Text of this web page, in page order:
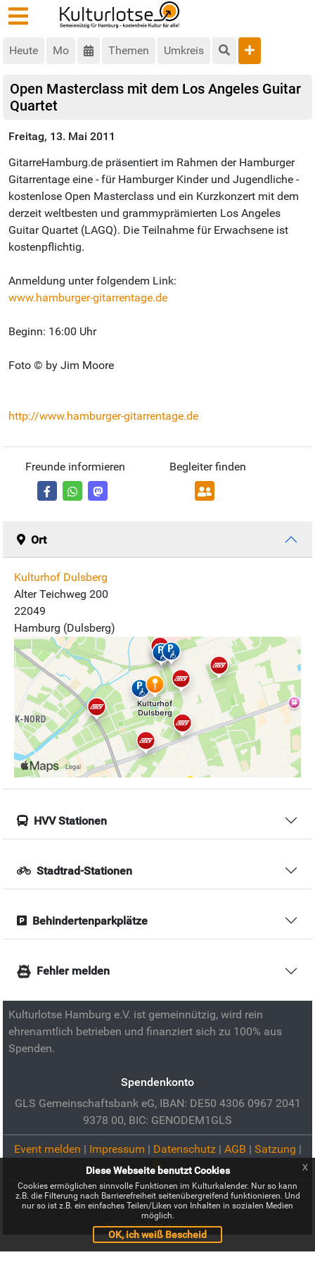
Heute Mo Themen Umkreis
Open Masterclass mit dem Los Angeles Guitar
Quartet
Freitag, 13. Mai 2011
GitarreHamburg.de präsentiert im Rahmen der Hamburger
Gitarrentage eine - für Hamburger Kinder und Jugendliche -
kostenlose Open Masterclass und ein Kurzkonzert mit dem
derzeit weltbesten und grammyprämierten Los Angeles
Guitar Quartet (LAGQ). Die Teilnahme für Erwachsene ist
kostenpflichtig.
Anmeldung unter folgendem Link:
www.hamburger-gitarrentage.de
Beginn: 16:00 Uhr
Foto © by Jim Moore
http://www.hamburger-gitarrentage.de
Freunde informieren Begleiter finden
Ort
Kulturhof Dulsberg
Alter Teichweg 200
22049
Hamburg (Dulsberg)
HVV Stationen
Stadtrad-Stationen
Behindertenparkplätze
Fehler melden
Kulturlotse Hamburg e.V. ist gemeinnützig, wird rein
ehrenamtlich betrieben und finanziert sich zu 100% aus
Spenden.
Spendenkonto
GLS Gemeinschaftsbank eG, IBAN: DE50 4306 0967 2041
9378 00, BIC: GENODEM1GLS
Event melden | Impressum | Datenschutz| AGB | Satzung |
Alle Urheber anzeigen
Diese Webseite benutzt Cookies
Cookies ermöglichen sinnvolle Funktionen im Kulturkalender. Nur so kann
z.B. die Filterung nach Barrierefreiheit seitenübergreifend funktionieren. Und
nur so ist z.B. ein einfaches Teilen/Liken von Inhalten in sozialen Medien
möglich.
OK, ich weiß Bescheid
x